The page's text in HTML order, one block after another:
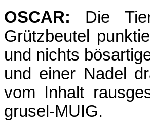
OSCAR: Die
Grützbeutel
und nichts
und einer Nadel
vom Inhalt
grusel-MUIG.